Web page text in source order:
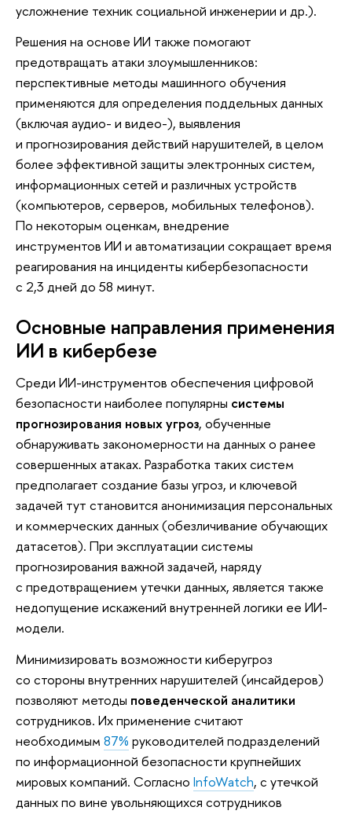
усложнение техник социальной инженерии и др.).
Решения на основе ИИ также помогают
предотвращать атаки злоумышленников:
перспективные методы машинного обучения
применяются для определения поддельных данных
(включая аудио- и видео-), выявления
и прогнозирования действий нарушителей, в целом
более эффективной защиты электронных систем,
информационных сетей и различных устройств
(компьютеров, серверов, мобильных телефонов).
По некоторым оценкам, внедрение
инструментов ИИ и автоматизации сокращает время
реагирования на инциденты кибербезопасности
с 2,3 дней до 58 минут.
Основные направления применения
ИИ в кибербезе
Среди ИИ-инструментов обеспечения цифровой
безопасности наиболее популярны системы
прогнозирования новых угроз, обученные
обнаруживать закономерности на данных о ранее
совершенных атаках. Разработка таких систем
предполагает создание базы угроз, и ключевой
задачей тут становится анонимизация персональных
и коммерческих данных (обезличивание обучающих
датасетов). При эксплуатации системы
прогнозирования важной задачей, наряду
с предотвращением утечки данных, является также
недопущение искажений внутренней логики ее ИИ-
модели.
Минимизировать возможности киберугроз
со стороны внутренних нарушителей (инсайдеров)
позволяют методы поведенческой аналитики
сотрудников. Их применение считают
необходимым 87% руководителей подразделений
по информационной безопасности крупнейших
мировых компаний. Согласно InfoWatch, с утечкой
данных по вине увольняющихся сотрудников